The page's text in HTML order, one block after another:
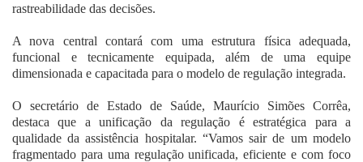
rastreabilidade das decisões.
A nova central contará com uma estrutura física adequada,
funcional e tecnicamente equipada, além de uma equipe
dimensionada e capacitada para o modelo de regulação integrada.
O secretário de Estado de Saúde, Maurício Simões Corrêa,
destaca que a unificação da regulação é estratégica para a
qualidade da assistência hospitalar. “Vamos sair de um modelo
fragmentado para uma regulação unificada, eficiente e com foco